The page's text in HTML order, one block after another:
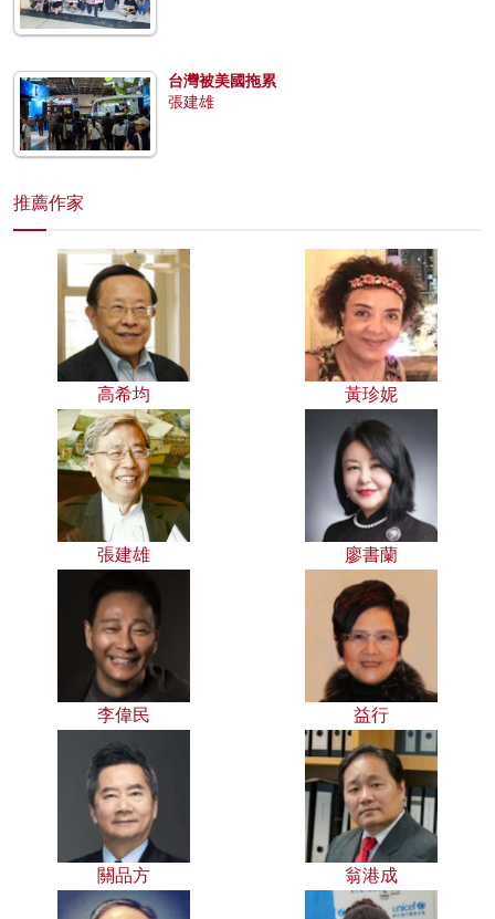
台灣被美國拖累
張建雄
推薦作家
高希均 黃珍妮
張建雄 廖書蘭
李偉民 益行
關品方 翁港成